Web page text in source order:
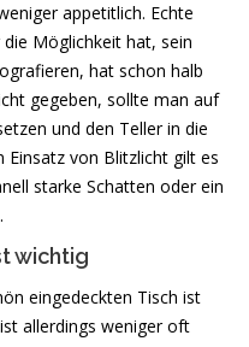
appetitlich. Echte
Möglichkeit hat, sein
hat schon halb
gegeben, sollte man auf
und den Teller in die
Einsatz von Blitzlicht gilt es
starke Schatten oder ein
wichtig
eingedeckten Tisch ist
allerdings weniger oft